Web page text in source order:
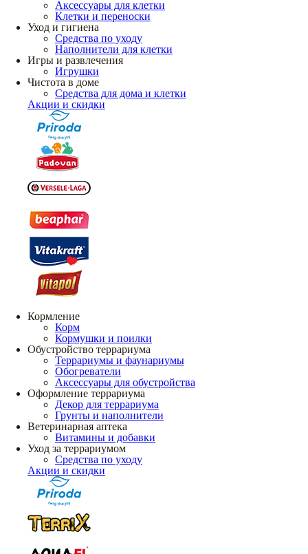
Аксессуары для клетки
Клетки и переноски
Уход и гигиена
Средства по уходу
Наполнители для клетки
Игры и развлечения
Игрушки
Чистота в доме
Средства для дома и клетки
Акции и скидки
Кормление
Корм
Кормушки и поилки
Обустройство террариума
Террариумы и фаунариумы
Обогреватели
Аксессуары для обустройства
Оформление террариума
Декор для террариума
Грунты и наполнители
Ветеринарная аптека
Витамины и добавки
Уход за террариумом
Средства по уходу
Акции и скидки